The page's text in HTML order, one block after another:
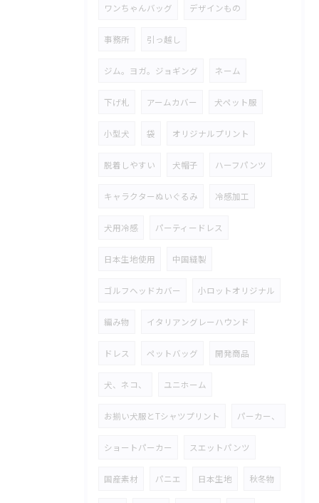
ワンちゃんバッグ デザインもの
事務所 引っ越し
ジム。ヨガ。ジョギング ネーム
下げ札 アームカバー 犬ペット服
小型犬 袋 オリジナルプリント
脱着しやすい 犬帽子 ハーフパンツ
キャラクターぬいぐるみ 冷感加工
犬用冷感 パーティードレス
日本生地使用 中国縫製
ゴルフヘッドカバー 小ロットオリジナル
編み物 イタリアングレーハウンド
ドレス ペットバッグ 開発商品
犬、ネコ、 ユニホーム
お揃い犬服とTシャツプリント パーカー、
ショートパーカー スエットパンツ
国産素材 パニエ 日本生地 秋冬物